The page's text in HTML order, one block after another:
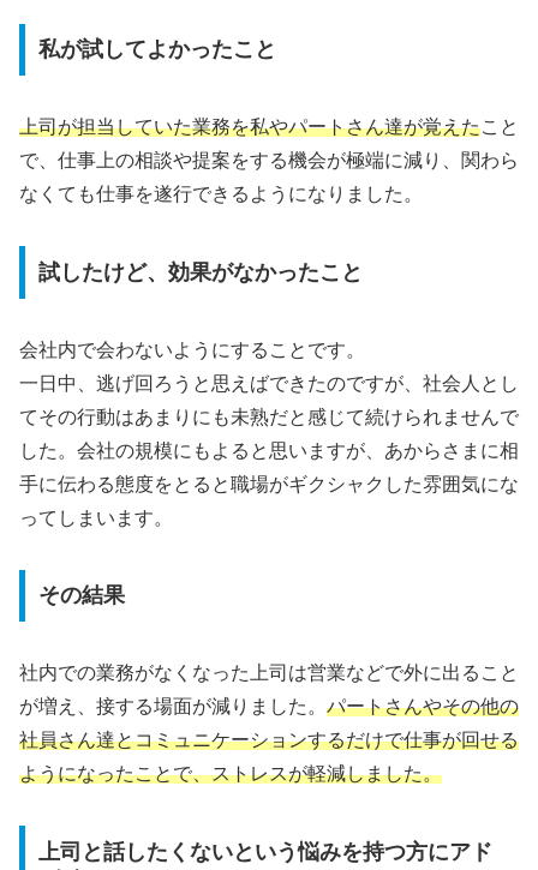
私が試してよかったこと
上司が担当していた業務を私やパートさん達が覚えたこと
で、仕事上の相談や提案をする機会が極端に減り、関わら
なくても仕事を遂行できるようになりました。
試したけど、効果がなかったこと
会社内で会わないようにすることです。
一日中、逃げ回ろうと思えばできたのですが、社会人とし
てその行動はあまりにも未熟だと感じて続けられませんで
した。会社の規模にもよると思いますが、あからさまに相
手に伝わる態度をとると職場がギクシャクした雰囲気にな
ってしまいます。
その結果
社内での業務がなくなった上司は営業などで外に出ること
が増え、接する場面が減りました。 パートさんやその他の
社員さん達とコミュニケーションするだけで仕事が回せる
ようになったことで、ストレスが軽減しました。
上司と話したくないという悩みを持つ方にアド